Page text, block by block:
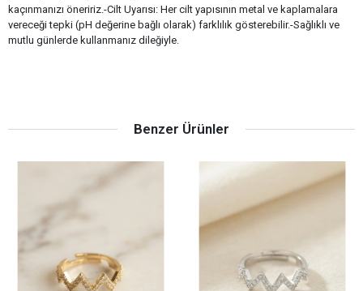
kaçınmanızı öneririz.-Cilt Uyarısı: Her cilt yapısının metal ve kaplamalara
vereceği tepki (pH değerine bağlı olarak) farklılık gösterebilir.-Sağlıklı ve
mutlu günlerde kullanmanız dileğiyle.
Benzer Ürünler